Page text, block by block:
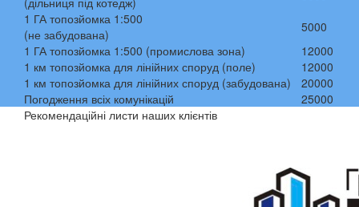
1 ГА топозйомка 1:500
(не забудована)
5000
1 ГА топозйомка 1:500 (промислова зона)
12000
1 км топозйомка для лінійних споруд (поле)
12000
1 км топозйомка для лінійних споруд (забудована)
20000
Погодження всіх комунікацій
25000
Рекомендаційні листи наших клієнтів